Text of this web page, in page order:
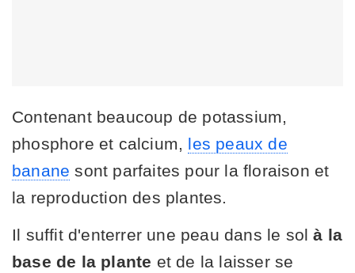
Contenant beaucoup de potassium,
phosphore et calcium, les peaux de
banane sont parfaites pour la floraison et
la reproduction des plantes.
Il suffit d'enterrer une peau dans le solà la
base de la plante et de la laisser se